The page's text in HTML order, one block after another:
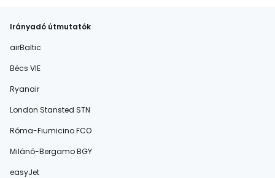
Irányadó útmutatók
airBaltic
Bécs VIE
Ryanair
London Stansted STN
Róma-Fiumicino FCO
Milánó-Bergamo BGY
easyJet